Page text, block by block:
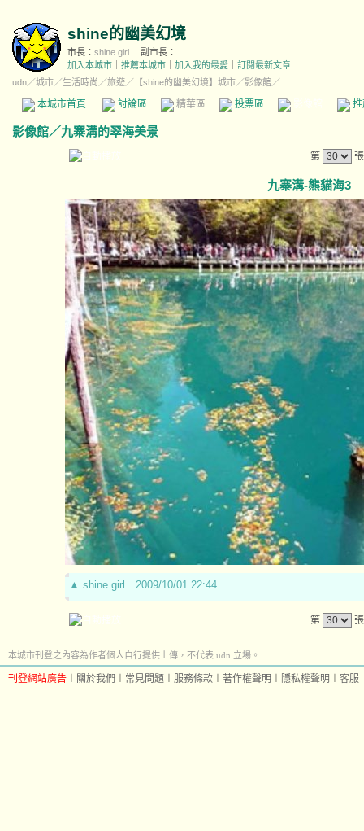
shine的幽美幻境
市長： shine girl
副市長：
加入本城市
推薦本城市 加入我的最愛
訂閱最新文章
udn／城市／生活時尚 ／旅遊／ 【shine的幽美幻境】城市／影像館／
本城市首頁 討論區 精華區 投票區 影像館
影像館／九寨溝的翠海美景
第
九寨溝-熊貓海3
▲ shine girl 2009/10/01 22:44
第
本城市刊登之內容為作者個人自行提供上傳，不代表 udn 立場。
刊登網站廣告 關於我們 常見問題 服務條款 著作權聲明 隱私權聲明 客服